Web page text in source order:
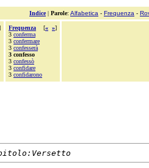
Indice| Parole: Alfabetica - Frequenza -
Frequenza [« »]
3 conferma
3 confermare
3 confesserà
3 confesso
3 confessò
3 confidare
3 confidarono